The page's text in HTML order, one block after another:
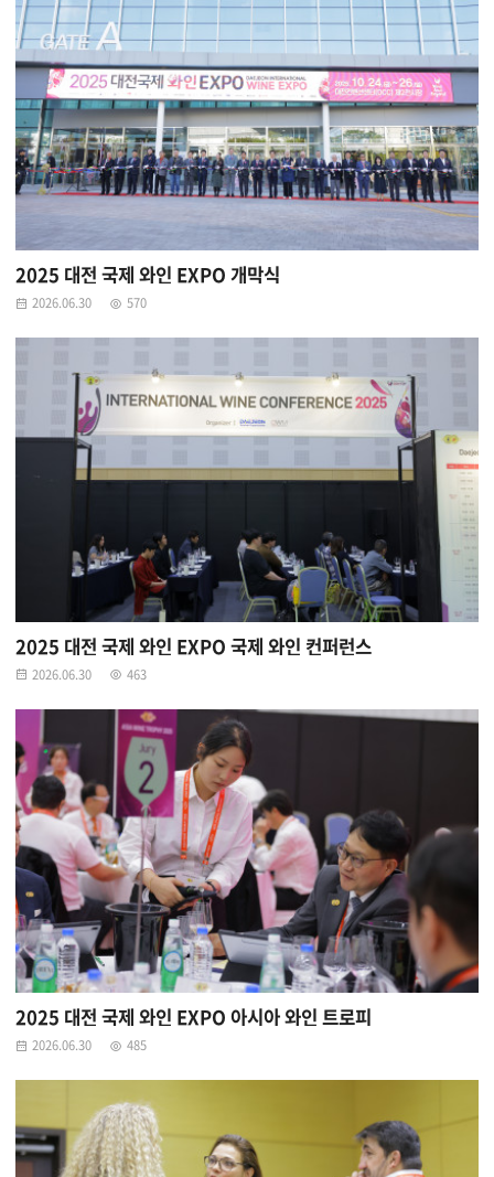
2025 대전 국제 와인 EXPO 개막식
2026.06.30 570
2025 대전 국제 와인 EXPO 국제 와인 컨퍼런스
2026.06.30 463
2025 대전 국제 와인 EXPO 아시아 와인 트로피
2026.06.30 485